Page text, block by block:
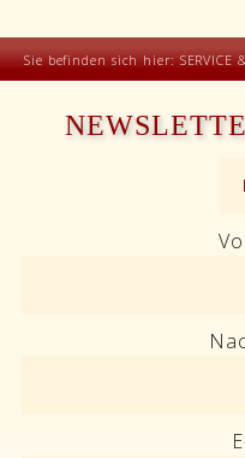
Sie befinden sich hier:SERVICE